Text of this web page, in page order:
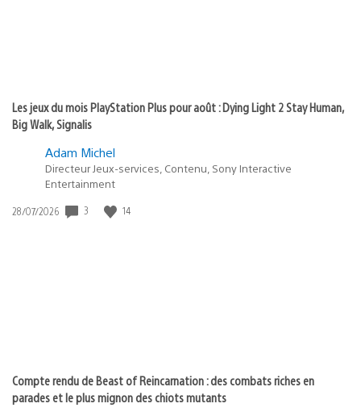
Les jeux du mois PlayStation Plus pour août : Dying Light 2 Stay Human,
Big Walk, Signalis
Adam Michel
Directeur Jeux-services, Contenu, Sony Interactive
Entertainment
Date
28/07/2026 3 14
Compte rendu de Beast of Reincarnation : des combats riches en
parades et le plus mignon des chiots mutants